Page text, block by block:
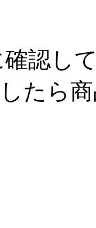
認し
たら